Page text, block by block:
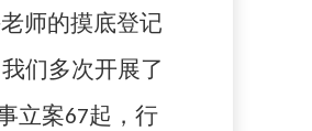
师的摸底登记
我们多次开展了
立案67起，行